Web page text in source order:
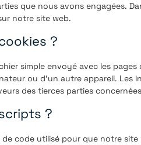
que nous avons engagées.
notre site web.
?
simple envoyé avec les
ou d’un autre appareil.
des tierces parties
?
de code utilisé pour que notre